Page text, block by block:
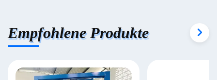
Empfohlene Produkte